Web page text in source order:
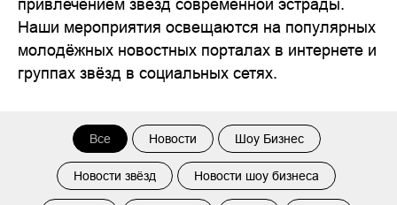
привлечением звёзд современной эстрады.
Наши мероприятия освещаются на популярных
молодёжных новостных порталах в интернете и
группах звёзд в социальных сетях.
Все Новости Шоу Бизнес
Новости звёзд Новости шоу бизнеса